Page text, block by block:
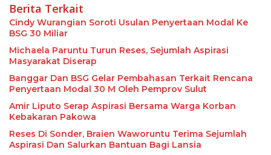
Berita Terkait
Cindy Wurangian Soroti Usulan Penyertaan Modal Ke
BSG 30 Miliar
Michaela Paruntu Turun Reses, Sejumlah Aspirasi
Masyarakat Diserap
Banggar Dan BSG Gelar Pembahasan Terkait Rencana
Penyertaan Modal 30 M Oleh Pemprov Sulut
Amir Liputo Serap Aspirasi Bersama Warga Korban
Kebakaran Pakowa
Reses Di Sonder, Braien Waworuntu Terima Sejumlah
Aspirasi Dan Salurkan Bantuan Bagi Lansia